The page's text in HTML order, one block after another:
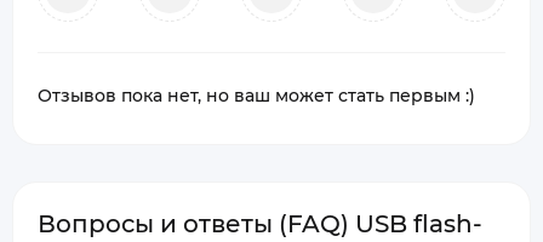
Отзывов пока нет, но ваш может стать первым :)
Вопросы и ответы (FAQ) USB flash-